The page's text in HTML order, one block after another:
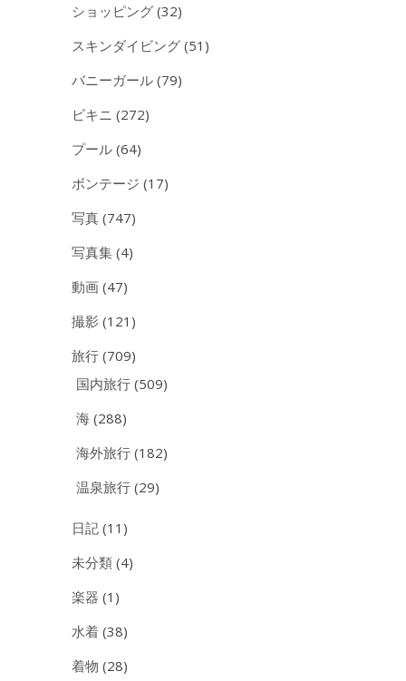
ショッピング (32)
スキンダイビング (51)
バニーガール (79)
ビキニ (272)
プール (64)
ボンテージ (17)
写真 (747)
写真集 (4)
動画 (47)
撮影 (121)
旅行 (709)
国内旅行 (509)
海 (288)
海外旅行 (182)
温泉旅行 (29)
日記 (11)
未分類 (4)
楽器 (1)
水着 (38)
着物 (28)